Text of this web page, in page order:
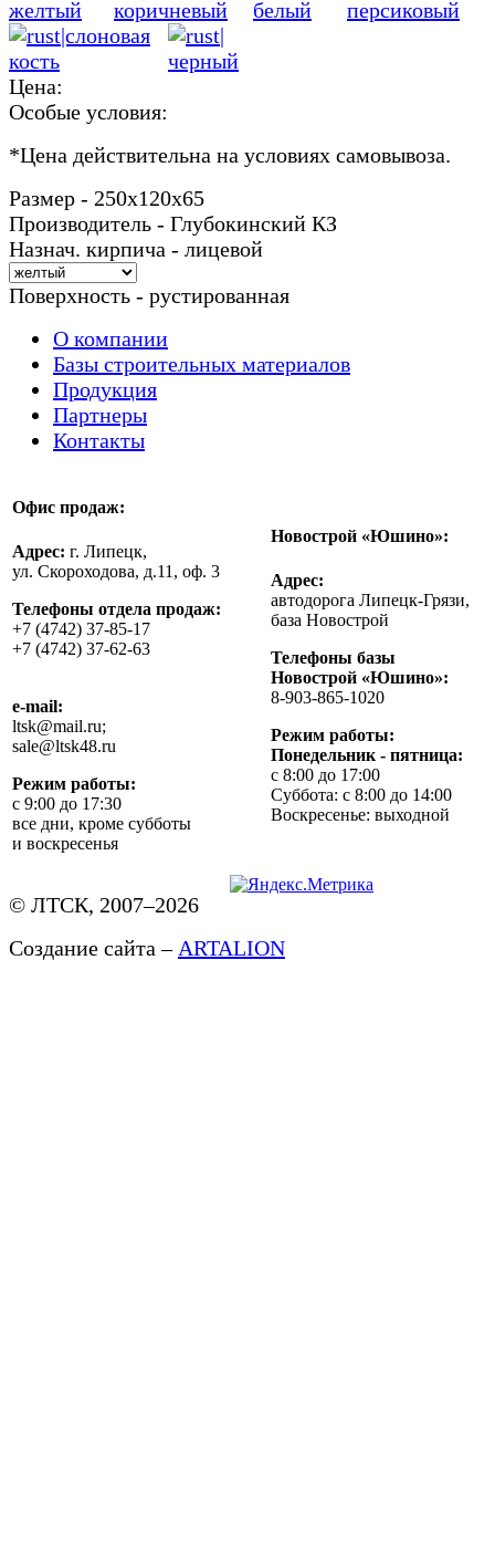
Цена:
Особые условия:
*Цена действительна на условиях самовывоза.
Размер - 250х120х65
Производитель - Глубокинский КЗ
Назнач. кирпича - лицевой
Поверхность - рустированная
О компании
Базы строительных материалов
Продукция
Партнеры
Контакты
Офис продаж:
Адрес: г. Липецк,
ул. Скороходова, д.11, оф. 3
Телефоны отдела продаж:
+7 (4742) 37-85-17
+7 (4742) 37-62-63
e-mail:
ltsk@mail.ru;
sale@ltsk48.ru
Режим работы:
с 9:00 до 17:30
все дни, кроме субботы
и воскресенья
Новострой «Юшино»:
Адрес:
автодорога Липецк-Грязи,
база Новострой
Телефоны базы
Новострой «Юшино»:
8-903-865-1020
Режим работы:
Понедельник - пятница:
с 8:00 до 17:00
Суббота: с 8:00 до 14:00
Воскресенье: выходной
© ЛТСК, 2007–2026
Создание сайта – ARTALION